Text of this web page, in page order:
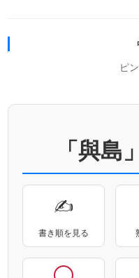
ピ
「與
✍
書き順を見る